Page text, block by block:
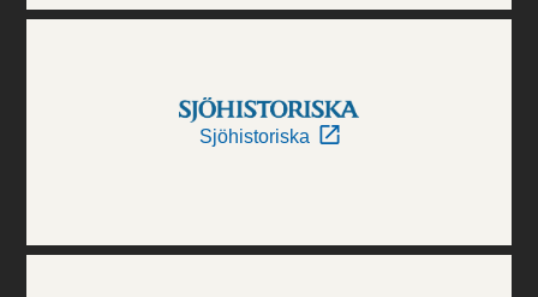
Sjöhistoriska